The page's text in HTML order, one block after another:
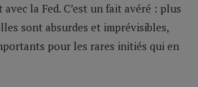
la Fed. C’est un fait avéré : plus
sont absurdes et imprévisibles,
pour les rares initiés qui en